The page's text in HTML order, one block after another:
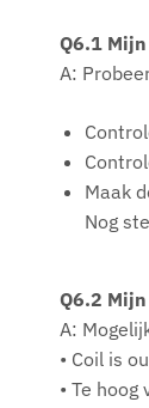
Q6.1
A:
Maak
Nog
Q6.2
A:
• Coil is
• Te